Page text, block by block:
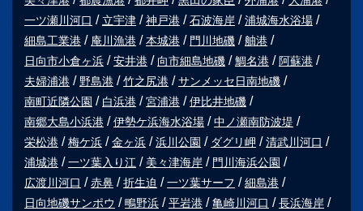
一ツ瀬川河口
立宇津 神戸港 石波海岸
浦城海水浴場
細島工業港
庵川漁港 本城港 門川地磯
舳港
日向市小倉ヶ浜
安井港 向市細島地磯 鯛名港
阿蘇港
夫婦浦港
野島港 竹之尻港
サンメッセ日南地磯
南町近隣公園
白浜港 宮浦港
伊比井地磯
南郷大島小浜港
伊勢ケ浜海水浴場
中ノ瀬南防波堤
栄松港
梅ケ浜 金ヶ浜 浜川公園 ダグリ岬
清武川河口
浦城港
一ツ葉入り江 美々津海岸
門川海浜公園
広渡川河口
赤鼻 折生迫 一ツ葉サーフ
細島港
日向地磯サンポウ
鴫野浜 平岩港 亀崎川河口
長浜海岸